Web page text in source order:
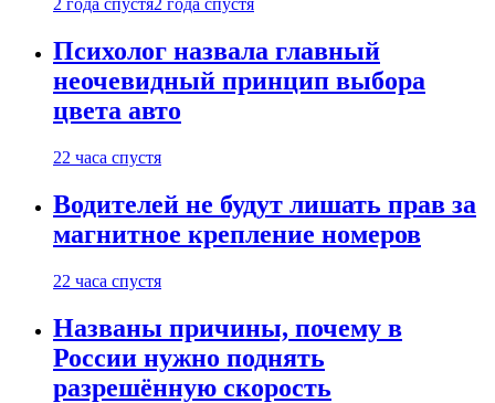
2 года спустя2 года спустя
Психолог назвала главный
неочевидный принцип выбора
цвета авто
22 часа спустя
Водителей не будут лишать прав за
магнитное крепление номеров
22 часа спустя
Названы причины, почему в
России нужно поднять
разрешённую скорость